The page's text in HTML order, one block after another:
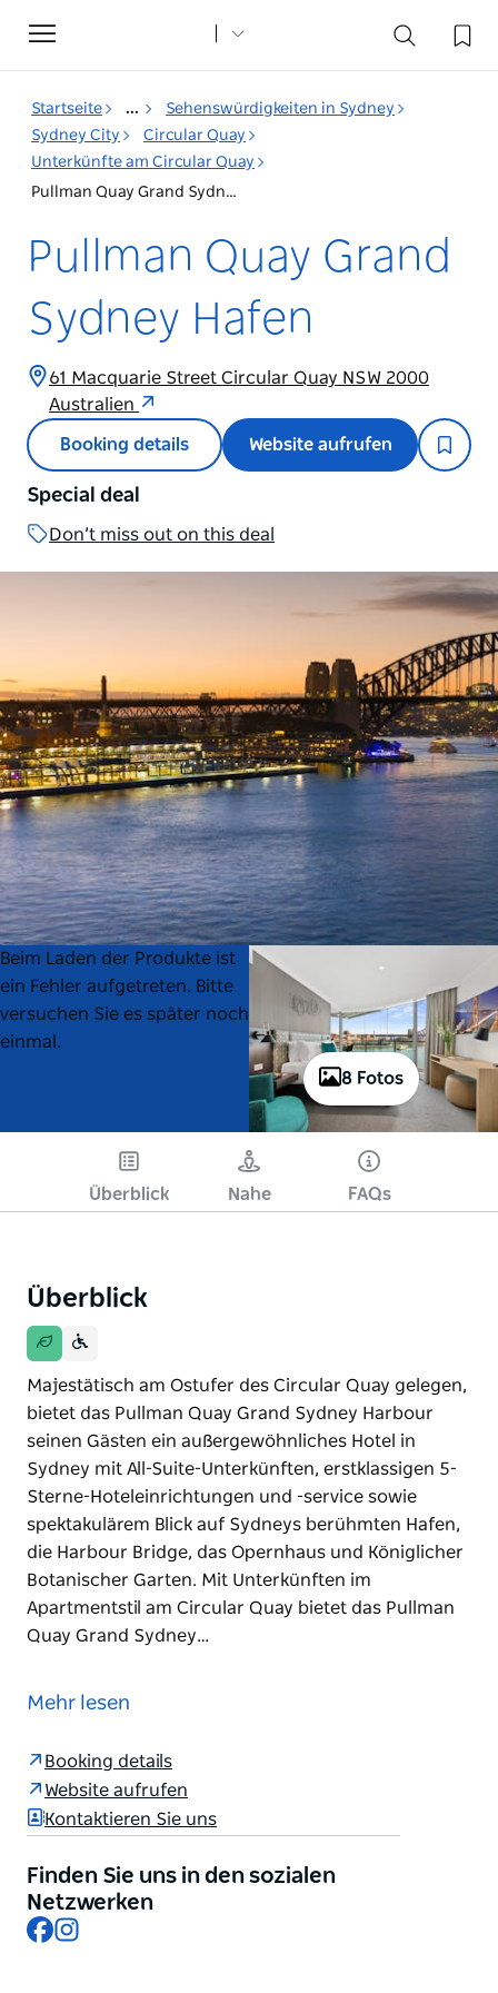
Toggle
navigation
Startseite ...
Sehenswürdigkeiten in Sydney
Sydney City
Circular Quay
Unterkünfte am Circular Quay
Pullman Quay Grand Sydney Hafen
Pullman Quay Grand
Sydney Hafen
61 Macquarie Street Circular Quay NSW 2000
Australien
Booking details Website aufrufen
Special deal
Don’t miss out on this deal
8 Fotos
Product
List
Product
List
Beim Laden der Produkte ist
ein Fehler aufgetreten. Bitte
versuchen Sie es später noch
einmal.
Überblick Nahe FAQs
Überblick
Majestätisch am Ostufer des Circular Quay gelegen,
bietet das Pullman Quay Grand Sydney Harbour
seinen Gästen ein außergewöhnliches Hotel in
Sydney mit All-Suite-Unterkünften, erstklassigen 5-
Sterne-Hoteleinrichtungen und -service sowie
spektakulärem Blick auf Sydneys berühmten Hafen,
die Harbour Bridge, das Opernhaus und Königlicher
Botanischer Garten. Mit Unterkünften im
Apartmentstil am Circular Quay bietet das Pullman
Quay Grand Sydney…
bietet das Pullman Quay Grand Sydney Harbour
Sterne-Hoteleinrichtungen und -service sowie
spektakulärem Blick auf Sydneys berühmten Hafen,
die Harbour Bridge, das Opernhaus und Königlicher
Mit Unterkünften im Apartmentstil am Circular Quay
bietet das Pullman Quay Grand Sydney Harbour ein
Mehr lesen
Booking details
Website aufrufen
Kontaktieren Sie uns
Finden Sie uns in den sozialen
Netzwerken
Facebook